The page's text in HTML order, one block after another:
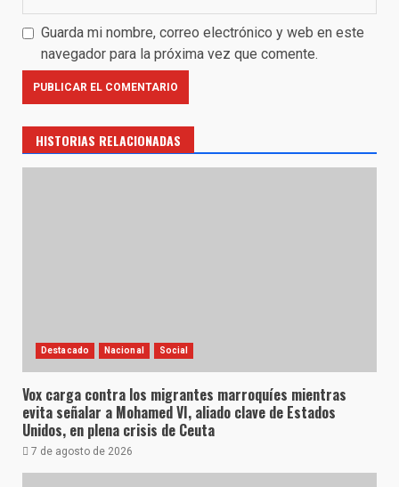
Guarda mi nombre, correo electrónico y web en este
navegador para la próxima vez que comente.
HISTORIAS RELACIONADAS
Destacado Nacional Social
Vox carga contra los migrantes marroquíes mientras
evita señalar a Mohamed VI, aliado clave de Estados
Unidos, en plena crisis de Ceuta
7 de agosto de 2026